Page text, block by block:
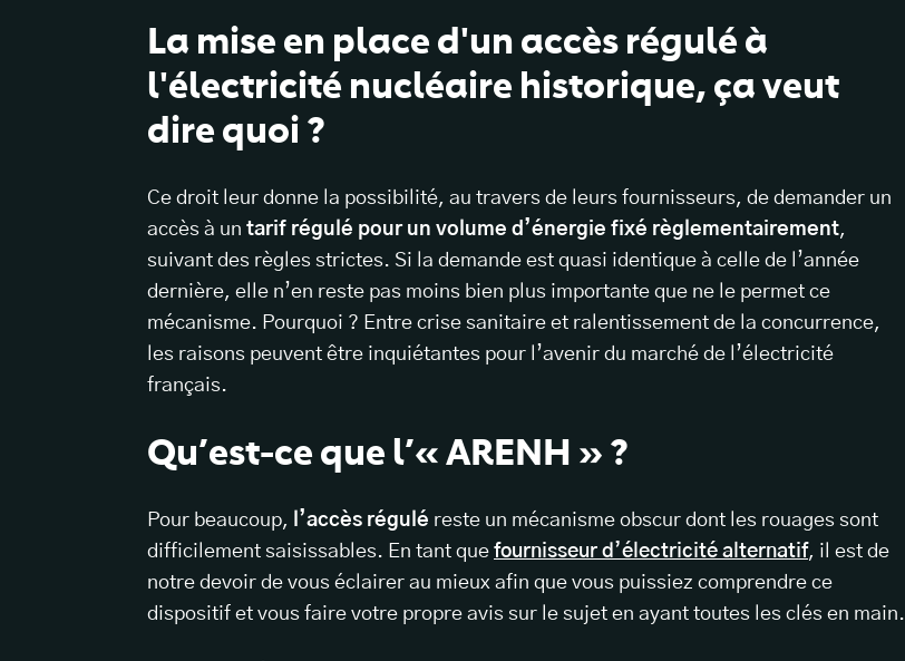
La mise en place d'un accès régulé à
l'électricité nucléaire historique, ça veut
dire quoi ?
Ce droit leur donne la possibilité, au travers de leurs fournisseurs, de demander un
accès à un tarif régulé pour un volume d’énergie fixé règlementairement,
suivant des règles strictes. Si la demande est quasi identique à celle de l’année
dernière, elle n’en reste pas moins bien plus importante que ne le permet ce
mécanisme. Pourquoi ? Entre crise sanitaire et ralentissement de la concurrence,
les raisons peuvent être inquiétantes pour l’avenir du marché de l’électricité
français.
Qu’est-ce que l’« ARENH » ?
Pour beaucoup, l’accès régulé reste un mécanisme obscur dont les rouages sont
difficilement saisissables. En tant que fournisseur d’électricité alternatif, il est de
notre devoir de vous éclairer au mieux afin que vous puissiez comprendre ce
dispositif et vous faire votre propre avis sur le sujet en ayant toutes les clés en main.